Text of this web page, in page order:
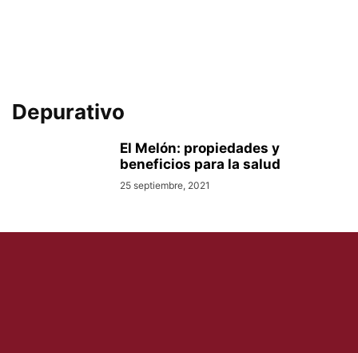
Depurativo
El Melón: propiedades y
beneficios para la salud
25 septiembre, 2021